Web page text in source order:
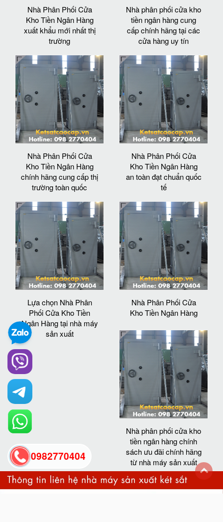
Nhà Phân Phối Cửa
Kho Tiền Ngân Hàng
xuất khẩu mới nhất thị
trường
Nhà phân phối cửa kho
tiền ngân hàng cung
cấp chính hãng tại các
cửa hàng uy tín
Nhà Phân Phối Cửa
Kho Tiền Ngân Hàng
chính hãng cung cấp thị
trường toàn quốc
Nhà Phân Phối Cửa
Kho Tiền Ngân Hàng
an toàn đạt chuẩn quốc
tế
Lựa chọn Nhà Phân
Phối Cửa Kho Tiền
Ngân Hàng tại nhà máy
sản xuất
Nhà Phân Phối Cửa
Kho Tiền Ngân Hàng
Nhà phân phối cửa kho
tiền ngân hàng chính
sách ưu đãi chính hãng
từ nhà máy sản xuất
0982770404
back